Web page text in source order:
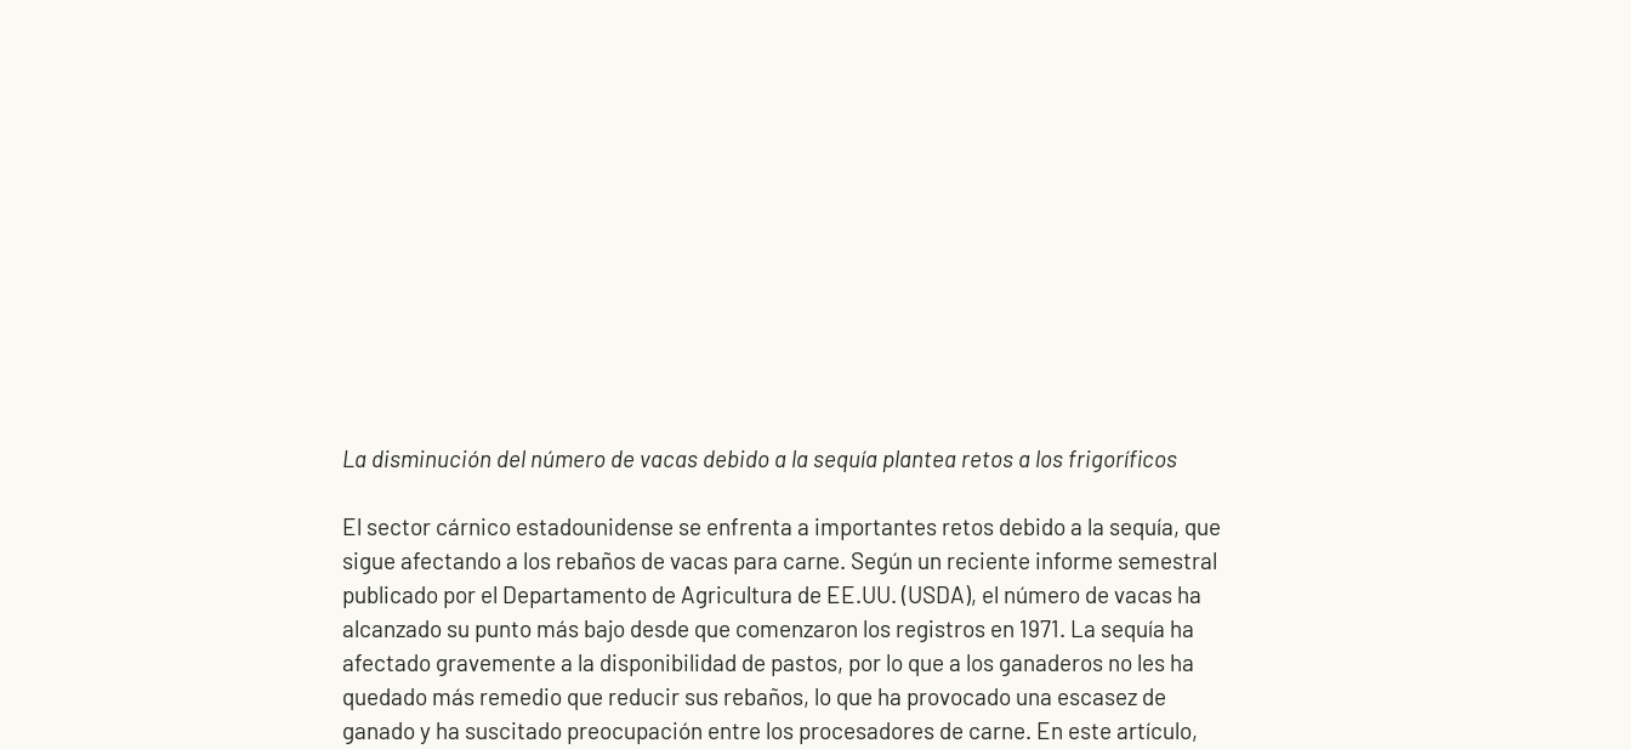
La disminución del número de vacas debido a la sequía plantea retos a los frigoríficos
El sector cárnico estadounidense se enfrenta a importantes retos debido a la sequía, que
sigue afectando a los rebaños de vacas para carne. Según un reciente informe semestral
publicado por el Departamento de Agricultura de EE.UU. (USDA), el número de vacas ha
alcanzado su punto más bajo desde que comenzaron los registros en 1971. La sequía ha
afectado gravemente a la disponibilidad de pastos, por lo que a los ganaderos no les ha
quedado más remedio que reducir sus rebaños, lo que ha provocado una escasez de
ganado y ha suscitado preocupación entre los procesadores de carne. En este artículo,